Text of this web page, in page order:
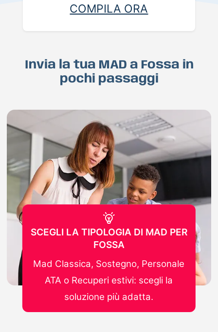
COMPILA ORA
Invia la tua MAD a Fossa in
pochi passaggi
SCEGLI LA TIPOLOGIA DI MAD PER
FOSSA
Mad Classica, Sostegno, Personale
ATA o Recuperi estivi: scegli la
soluzione più adatta.